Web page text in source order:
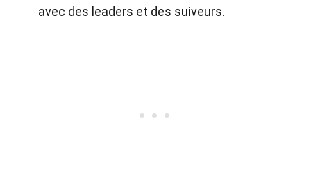
avec des leaders et des suiveurs.